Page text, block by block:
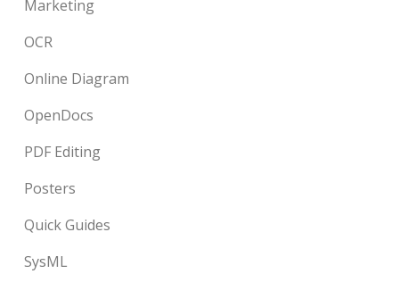
Marketing
OCR
Online Diagram
OpenDocs
PDF Editing
Posters
Quick Guides
SysML